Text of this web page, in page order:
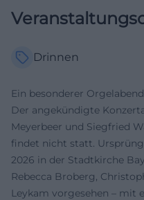
Drinnen
Ein besonderer
Der angekündigte
Meyerbeer und Siegfried
findet nicht statt.
2026 in der Stadtkirche
Rebecca Broberg,
Leykam vorgesehen – mit